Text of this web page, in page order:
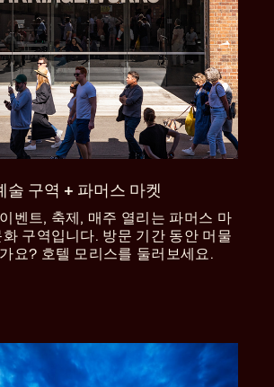
술 구역 + 파머스 마켓
벤트, 축제, 매주 열리는 파머스 마
구역입니다. 방문 기간 동안 머물
요? 호텔 모리스를 둘러보세요.